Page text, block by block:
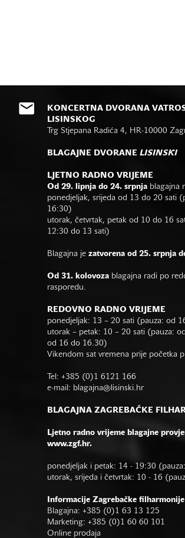
KONCERTNA DVORANA
LISINSKOG
Trg Stjepana Radića 4, HR-10000
BLAGAJNE DVORANE LISINSKI
LJETNO RADNO VRIJEME
Od 29. lipnja do 24. srpnja blagajna
ponedjeljak, srijeda od 13 do 20 sati
16:30)
utorak, četvrtak, petak od 10 do 16
12:30 do 13 sati)
Blagajna je zatvorena od 25. srpnja
Od 31. kolovoza blagajna radi po
rasporedu.
REDOVNO RADNO VRIJEME
ponedjeljak: 13 – 20 sati (pauza: od
utorak – petak: 10 – 20 sati (pauza:
od 16 do 16.30)
Vikendom sat vremena prije početka
Tel: +385 (0)1 6121 166
e-mail: blagajna@lisinski.hr
BLAGAJNA ZAGREBAČKE
Ljetno radno vrijeme blagajne
www.zgf.hr.
ponedjeljak i petak: 14 - 19:30
utorak, srijeda i četvrtak: 10 - 16
Informacije Zagrebačke filharmonije
Blagajna: +385 (0)1 63 13 125
Marketing: +385 (0)1 60 60 101
Online prodaja